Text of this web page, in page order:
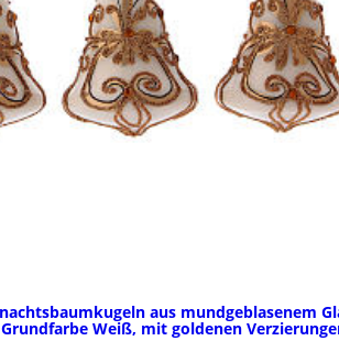
aus mundgeblasenem
Weiß, mit goldenen